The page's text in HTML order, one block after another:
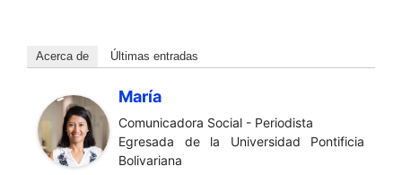
Acerca de Últimas entradas
María
Comunicadora Social - Periodista
Egresada de la Universidad Pontificia
Bolivariana